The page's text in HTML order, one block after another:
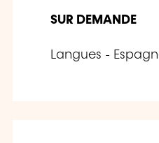
SUR DEMANDE
Langues -